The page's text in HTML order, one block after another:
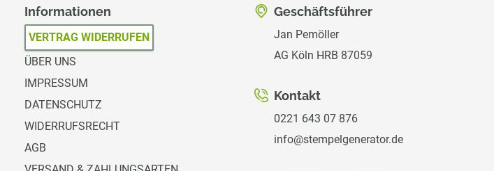
Informationen
VERTRAG WIDERRUFEN
ÜBER UNS
IMPRESSUM
DATENSCHUTZ
WIDERRUFSRECHT
AGB
Geschäftsführer
Jan Pemöller
AG Köln HRB 87059
Kontakt
0221 643 07 876
info@stempelgenerator.de